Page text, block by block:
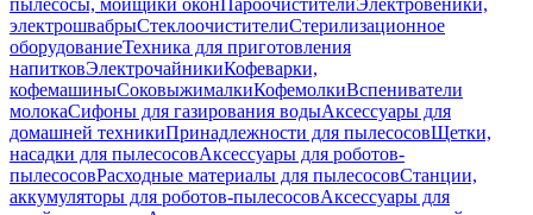
пылесосы, мойщики оконПароочистителиЭлектровеники,
электрошвабрыСтеклоочистителиСтерилизационное
оборудованиеТехника для приготовления
напитковЭлектрочайникиКофеварки,
кофемашиныСоковыжималкиКофемолкиВспениватели
молокаСифоны для газирования водыАксессуары для
домашней техникиПринадлежности для пылесосовЩетки,
насадки для пылесосовАксессуары для роботов-
пылесосовРасходные материалы для пылесосовСтанции,
аккумуляторы для роботов-пылесосовАксессуары для